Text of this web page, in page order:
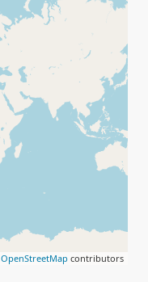
OpenStreetMap contributors